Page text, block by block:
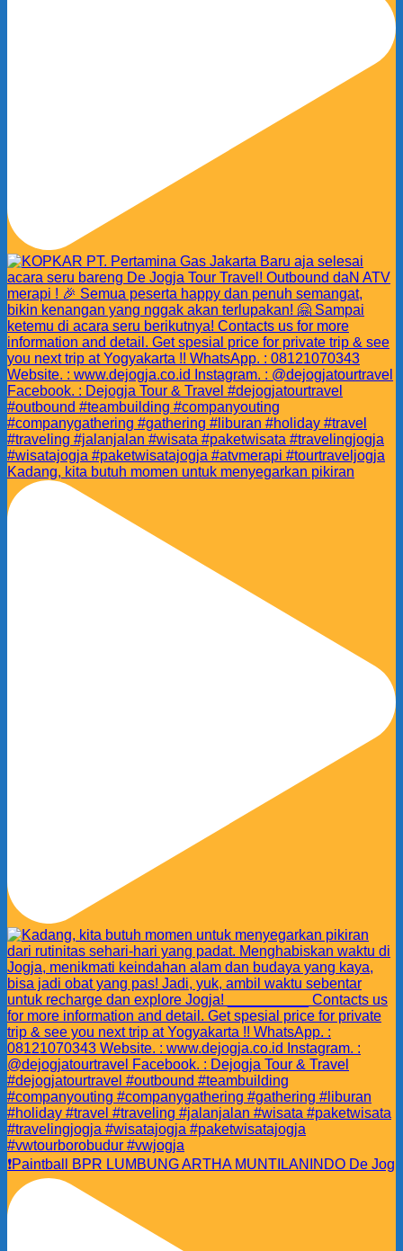
Kadang, kita butuh momen untuk menyegarkan pikiran
❗️Paintball BPR LUMBUNG ARTHA MUNTILANINDO De Jog